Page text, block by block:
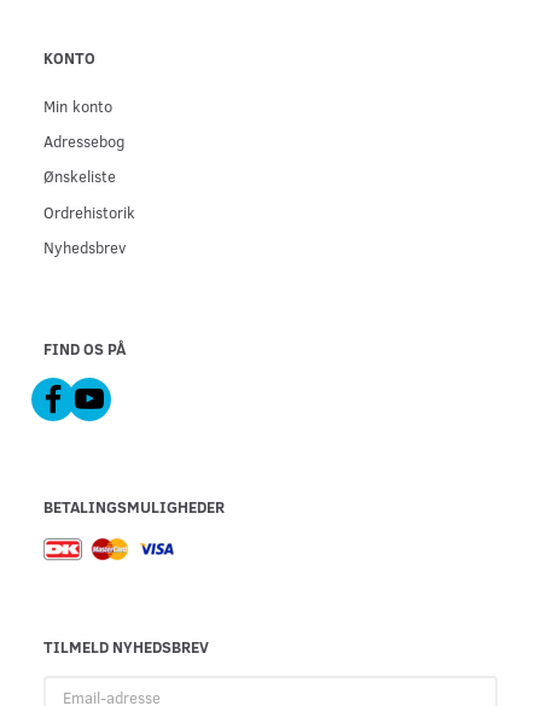
KONTO
Min konto
Adressebog
Ønskeliste
Ordrehistorik
Nyhedsbrev
FIND OS PÅ
BETALINGSMULIGHEDER
TILMELD NYHEDSBREV